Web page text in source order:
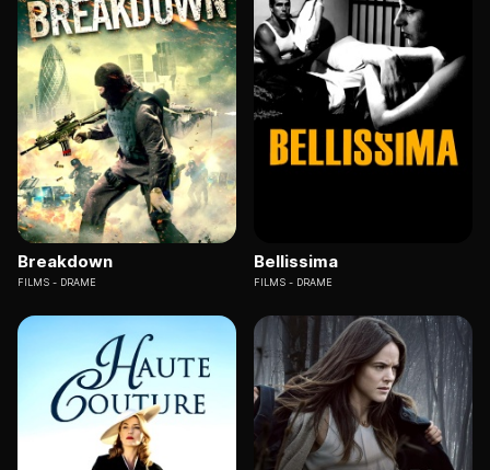
Breakdown
FILMS DRAME
Bellissima
FILMS DRAME